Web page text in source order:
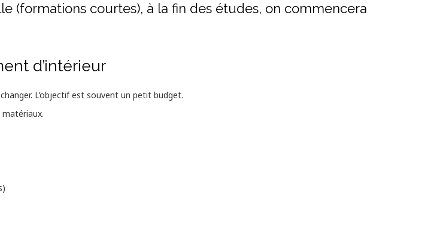
(formations courtes), à la fin des études, on commencera
d’intérieur
L’objectif est souvent un petit budget.